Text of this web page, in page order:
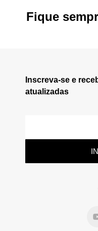
Fique
Inscreva-se e
atualizadas